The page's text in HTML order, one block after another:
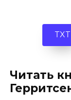
TXT
Читать